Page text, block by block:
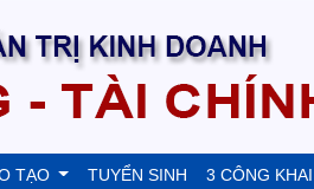
TẠO TUYỂN SINH 3 CÔNG KHAI